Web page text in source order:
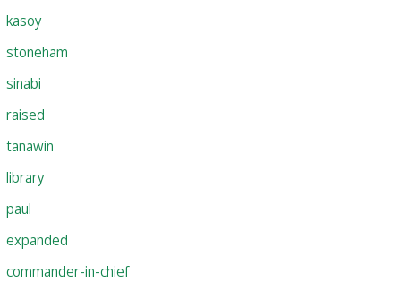
kasoy
stoneham
sinabi
raised
tanawin
library
paul
expanded
commander-in-chief